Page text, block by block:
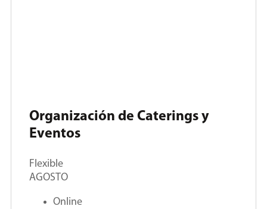
Organización de Caterings y
Eventos
Flexible
AGOSTO
Online